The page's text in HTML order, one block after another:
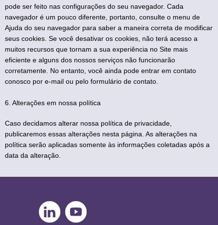
pode ser feito nas configurações do seu navegador. Cada
navegador é um pouco diferente, portanto, consulte o menu de
Ajuda do seu navegador para saber a maneira correta de modificar
seus cookies. Se você desativar os cookies, não terá acesso a
muitos recursos que tornam a sua experiência no Site mais
eficiente e alguns dos nossos serviços não funcionarão
corretamente. No entanto, você ainda pode entrar em contato
conosco por e-mail ou pelo formulário de contato.
6. Alterações em nossa política
Caso decidamos alterar nossa política de privacidade,
publicaremos essas alterações nesta página. As alterações na
política serão aplicadas somente às informações coletadas após a
data da alteração.